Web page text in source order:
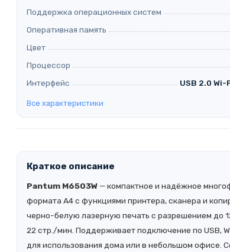
Поддержка операционных систем
Оперативная память
Цвет
Процессор
Интерфейс
USB 2.0
Все характеристики
Краткое описание
Pantum M6503W— компактное и надёжное
формата A4 с функциями принтера, сканера и
черно-белую лазерную печать с разрешением до
22 стр./мин. Поддерживает подключение по USB,
для использования дома или в небольшом офисе.